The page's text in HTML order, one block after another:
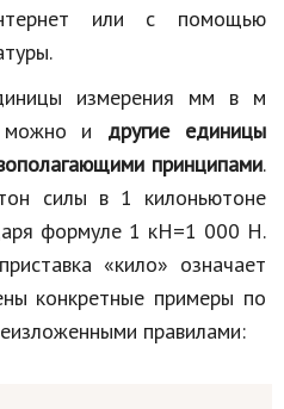
или с помощью
измерения мм в м
можно и другие единицы
принципами.
силы в 1 килоньютоне
формуле 1 кН=1 000 Н.
«кило» означает
конкретные примеры по
правилами: